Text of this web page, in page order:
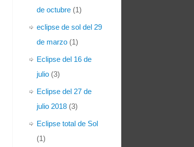
de octubre (1)
eclipse de sol del 29
de marzo (1)
Eclipse del 16 de
julio (3)
Eclipse del 27 de
julio 2018 (3)
Eclipse total de Sol
(1)